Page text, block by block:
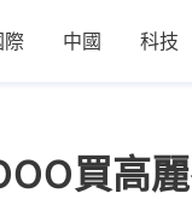
際 中國 科技
買高